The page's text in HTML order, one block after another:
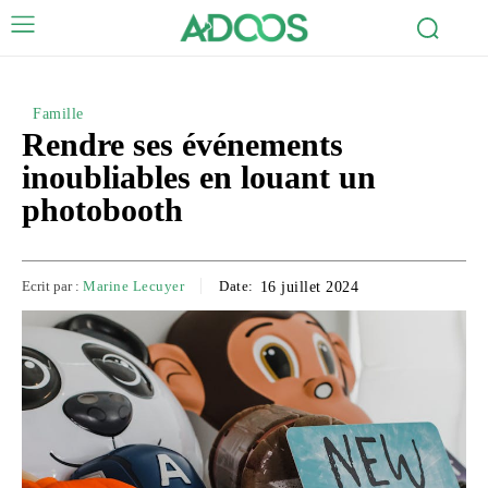
Famille
Rendre ses événements
inoubliables en louant un
photobooth
Ecrit par : Marine Lecuyer Date: 16 juillet 2024